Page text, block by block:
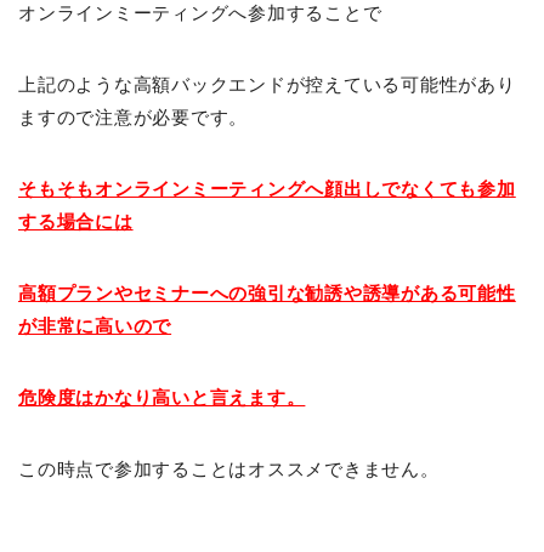
オンラインミーティングへ参加することで
上記のような高額バックエンドが控えている可能性があり
ますので注意が必要です。
そもそもオンラインミーティングへ顔出しでなくても参加
する場合には
高額プランやセミナーへの強引な勧誘や誘導がある可能性
が非常に高いので
危険度はかなり高いと言えます。
この時点で参加することはオススメできません。